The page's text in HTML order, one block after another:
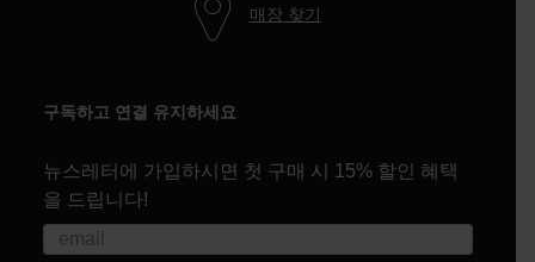
매장 찾기
구독하고 연결 유지하세요
뉴스레터에 가입하시면 첫 구매 시 15% 할인 혜택
을 드립니다!